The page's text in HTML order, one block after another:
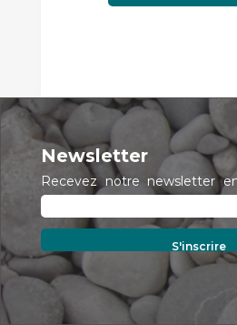
Newsletter
Recevez notre newsletter